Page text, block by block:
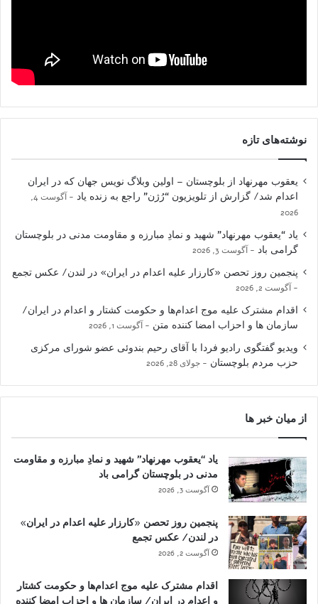
نوشته‌های تازه
یعقوب مهرنهاد از بلوچستان – اولین وبلاگ نویس جهان که در ایران
اعدام شد/ گزارش از تلویزیون “رُژن” راجع به زنده یاد
آگوست 4,
2026
یاد “یعقوب مهرنهاد” شهید و نمادِ مبارزه و مقاومت مدنی در بلوچستان
گرامی باد
آگوست 3, 2026
پنجمین روز تحصن «کارزار علیه اعدام در ایران» در لندن/ عکس تجمع
آگوست 2, 2026
اقدام مشترک علیه موج اعدام‌ها و حکومت کشتار و اعدام در ایران/
سازمان ها و احزاب امضا کننده متن
آگوست 1, 2026
ویدیو گفتگوی رادیو فردا با آقای رحیم بندوئی عضو شورای مرکزی
حزب مردم بلوچستان
جولای 28, 2026
از میان خبر ها
یاد “یعقوب مهرنهاد” شهید و نمادِ مبارزه و مقاومت
مدنی در بلوچستان گرامی باد
آگوست 3, 2026
پنجمین روز تحصن «کارزار علیه اعدام در ایران»
در لندن/ عکس تجمع
آگوست 2, 2026
اقدام مشترک علیه موج اعدام‌ها و حکومت کشتار
و اعدام در ایران/ سازمان ها و احزاب امضا کننده